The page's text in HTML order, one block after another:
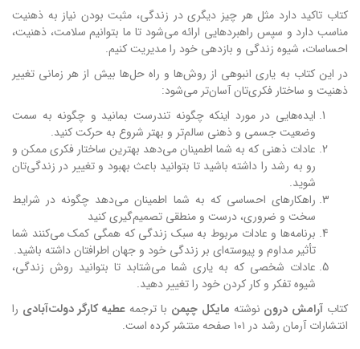
کتاب تاکید دارد مثل هر چیز دیگری در زندگی، مثبت بودن نیاز به ذهنیت
مناسب دارد و سپس راهبردهایی ارائه می‌شود تا ما بتوانیم سلامت، ذهنیت،
احساسات، شیوه زندگی و بازدهی خود را مدیریت کنیم.
در این کتاب به یاری انبوهی از روش‌ها و راه حل‌ها بیش از هر زمانی تغییر
ذهنیت و ساختار فکری‌تان آسان‌تر می‌شود:
ایده‌هایی در مورد اینکه چگونه تندرست بمانید و چگونه به سمت
وضعیت جسمی و ذهنی سالم‌تر و بهتر شروع به حرکت کنید.
عادات ذهنی که به شما اطمینان می‌دهد بهترین ساختار فکری ممکن و
رو به رشد را داشته باشید تا بتوانید باعث بهبود و تغییر در زندگی‌تان
شوید.
راهکارهای احساسی که به شما اطمینان می‌دهد چگونه در شرایط
سخت و ضروری، درست و منطقی تصمیم‌گیری کنید
برنامه‌ها و عادات مربوط به سبک زندگی که همگی کمک می‌کنند شما
تأثیر مداوم و پیوسته‌ای بر زندگی خود و جهان اطرافتان داشته باشید.
عادات شخصی که به یاری شما می‌شتابد تا بتوانید روش زندگی،
شیوه تفکر و کار کردن خود را تغییر دهید.
کتاب آرامش درون نوشته مایکل چپمن با ترجمه عطیه کارگر دولت‌آبادی را
انتشارات آرمان رشد در ۱۰۱ صفحه منتشر کرده است.